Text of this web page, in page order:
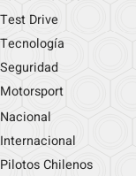
Test Drive
Tecnología
Seguridad
Motorsport
Nacional
Internacional
Pilotos Chilenos